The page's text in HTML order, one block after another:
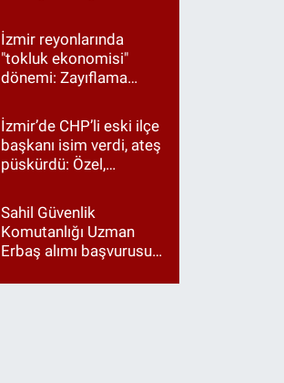
Tugay birinci çıktı
İzmir reyonlarında
"tokluk ekonomisi"
dönemi: Zayıflama
harcamalarını vurdu!
İzmir’de CHP’li eski ilçe
başkanı isim verdi, ateş
püskürdü: Özel,
Sahil Güvenlik
Komutanlığı Uzman
Erbaş alımı başvurusu
başvuru şartları neler?